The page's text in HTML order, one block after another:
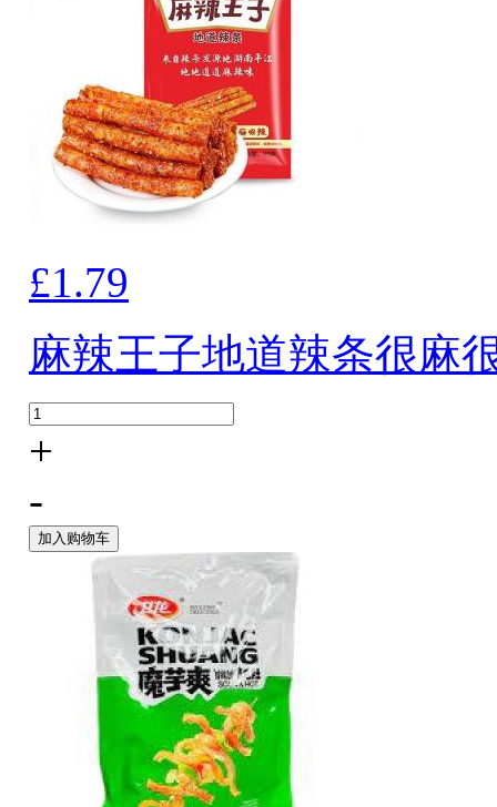
£1.79
麻辣王子地道辣条很麻
+
-
加入购物车